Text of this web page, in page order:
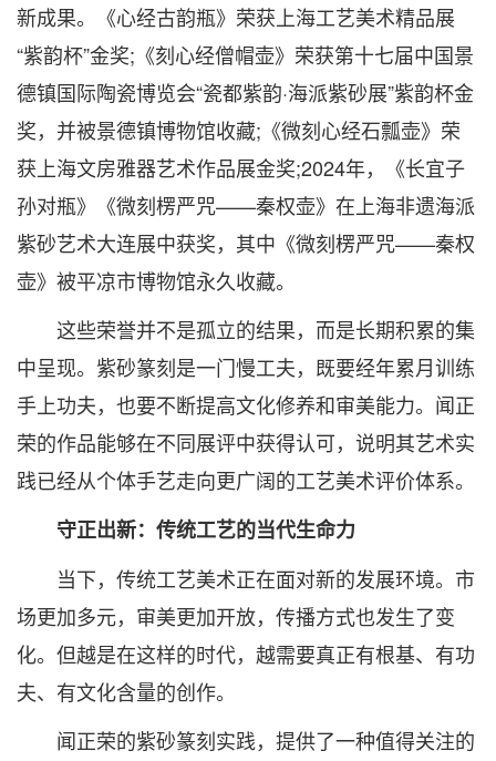
新成果。《心经古韵瓶》荣获上海工艺美术精品展
“紫韵杯”金奖;《刻心经僧帽壶》荣获第十七届中国景
德镇国际陶瓷博览会“瓷都紫韵·海派紫砂展”紫韵杯金
奖，并被景德镇博物馆收藏;《微刻心经石瓢壶》荣
获上海文房雅器艺术作品展金奖;2024年，《长宜子
孙对瓶》《微刻楞严咒——秦权壶》在上海非遗海派
紫砂艺术大连展中获奖，其中《微刻楞严咒——秦权
壶》被平凉市博物馆永久收藏。
这些荣誉并不是孤立的结果，而是长期积累的集
中呈现。紫砂篆刻是一门慢工夫，既要经年累月训练
手上功夫，也要不断提高文化修养和审美能力。闻正
荣的作品能够在不同展评中获得认可，说明其艺术实
践已经从个体手艺走向更广阔的工艺美术评价体系。
守正出新：传统工艺的当代生命力
当下，传统工艺美术正在面对新的发展环境。市
场更加多元，审美更加开放，传播方式也发生了变
化。但越是在这样的时代，越需要真正有根基、有功
夫、有文化含量的创作。
闻正荣的紫砂篆刻实践，提供了一种值得关注的